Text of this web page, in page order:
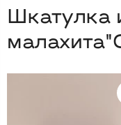
Шкатулка